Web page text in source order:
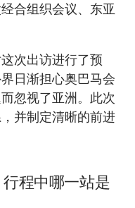
合组织会议、东亚
次出访进行了预
日渐担心奥巴马会
忽视了亚洲。此次
并制定清晰的前进
程中哪一站是